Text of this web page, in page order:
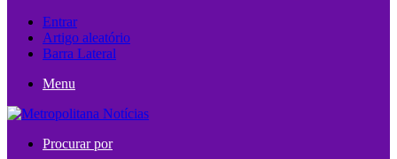
Entrar
Artigo aleatório
Barra Lateral
Menu
Procurar por